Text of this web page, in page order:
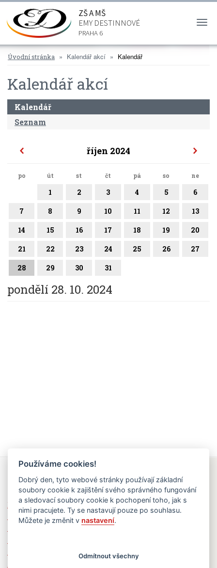
ZŠ A MŠ
EMY DESTINNOVÉ
PRAHA 6
Úvodní stránka Kalendář akcí Kalendář
Kalendář akcí
Kalendář
Seznam
říjen 2024
po út st čt pá so ne
1 2 3 4 5 6
7 8 9 10 11 12 13
14 15 16 17 18 19 20
21 22 23 24 25 26 27
28 29 30 31
pondělí 28. 10. 2024
Rychlé odkazy
Elektronická žákovská knížka
Jídelní lístek
Používáme cookies!
Dobrý den, tyto webové stránky používají základní
soubory cookie k zajištění svého správného fungování
a sledovací soubory cookie k pochopení toho, jak s
nimi pracujete. Ty se nastavují pouze po souhlasu.
Můžete je změnit v nastavení.
Odmítnout všechny